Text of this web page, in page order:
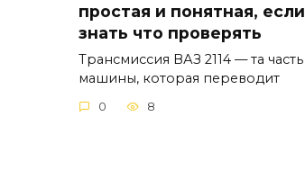
простая и понятная, если
знать что проверять
Трансмиссия ВАЗ 2114 — та часть
машины, которая переводит
0 8